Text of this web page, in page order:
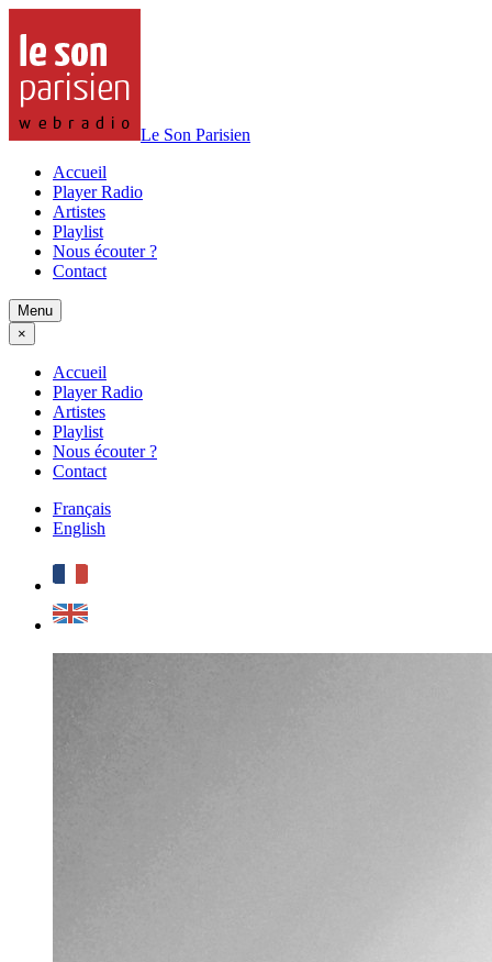
Le Son Parisien
Accueil
Player Radio
Artistes
Playlist
Nous écouter ?
Contact
Menu
×
Accueil
Player Radio
Artistes
Playlist
Nous écouter ?
Contact
Français
English